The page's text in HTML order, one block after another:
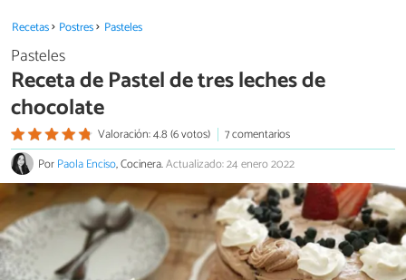
Recetas Postres Pasteles
Pasteles
Receta de Pastel de tres leches de
chocolate
Valoración: 4.8 (6 votos)
7 comentarios
PorPaola Enciso, Cocinera.Actualizado: 24 enero 2022